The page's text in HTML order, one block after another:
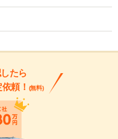
たら
頼！ (無料)